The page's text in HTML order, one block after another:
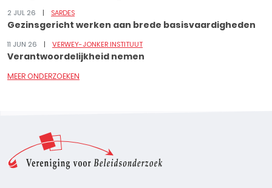
2 JUL 26 SARDES
Gezinsgericht werken aan brede basisvaardigheden
11 JUN 26 VERWEY-JONKER INSTITUUT
Verantwoordelijkheid nemen
MEER ONDERZOEKEN